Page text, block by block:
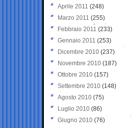
Aprile 2011 (248)
Marzo 2011 (255)
Febbraio 2011 (233)
Gennaio 2011 (253)
Dicembre 2010 (237)
Novembre 2010 (187)
Ottobre 2010 (157)
Settembre 2010 (148)
Agosto 2010 (75)
Luglio 2010 (86)
Giugno 2010 (76)